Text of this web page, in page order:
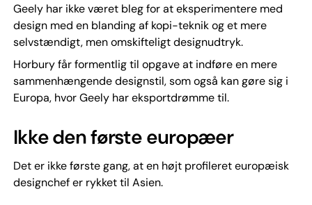
Geely har ikke været bleg for at eksperimentere med
design med en blanding af kopi-teknik og et mere
selvstændigt, men omskifteligt designudtryk.
Horbury får formentlig til opgave at indføre en mere
sammenhængende designstil, som også kan gøre sig i
Europa, hvor Geely har eksportdrømme til.
Ikke den første europæer
Det er ikke første gang, at en højt profileret europæisk
designchef er rykket til Asien.